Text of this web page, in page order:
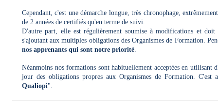
Cependant, c'est une démarche longue, très chronophage,
de 2 années de certifiés qu'en terme de suivi.
D'autre part, elle est régulièrement soumise à modifications et
s'ajoutant aux multiples obligations des Organismes de Formation.
nos apprenants qui sont notre priorité
Néanmoins nos formations sont habituellement acceptées en utilisant
jour des obligations propres aux Organismes de Formation. C'est
Qualiopi".